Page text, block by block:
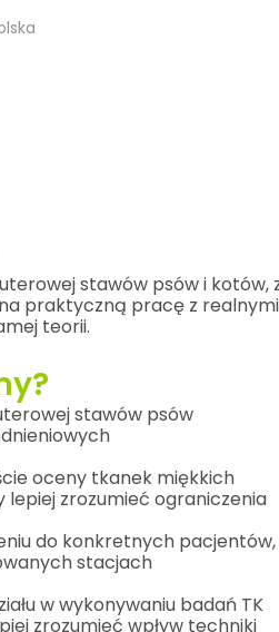
stawów psów i kotów,
praktyczną pracę z realnymi
teorii.
stawów psów
oceny tkanek miękkich
lepiej zrozumieć ograniczenia
do konkretnych pacjentów,
stacjach
w wykonywaniu badań TK
zrozumieć wpływ techniki